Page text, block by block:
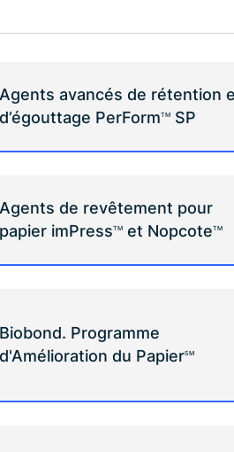
Agents avancés de rétention
d’égouttage PerFormTM SP
Agents de revêtement pour
papier imPressTM et NopcoteTM
Biobond. Programme
d'Amélioration du PapierSM